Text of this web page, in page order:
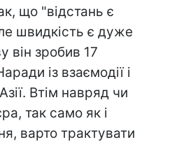
що "відстань є
швидкість є дуже
він зробив 17
із взаємодії і
Втім навряд чи
так само як і
варто трактувати